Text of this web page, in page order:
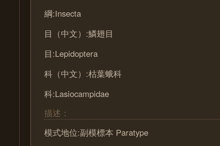
綱:Insecta
目（中文）:鱗翅目
目:Lepidoptera
科（中文）:枯葉蛾科
科:Lasiocampidae
描述：
模式地位:副模標本 Paratype